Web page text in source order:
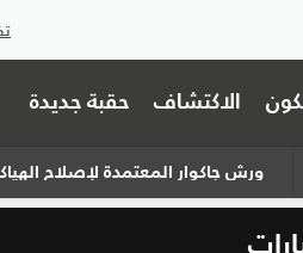
الاكتشاف حقبة جديدة
ورش جاكوار المعتمدة لإصلاح